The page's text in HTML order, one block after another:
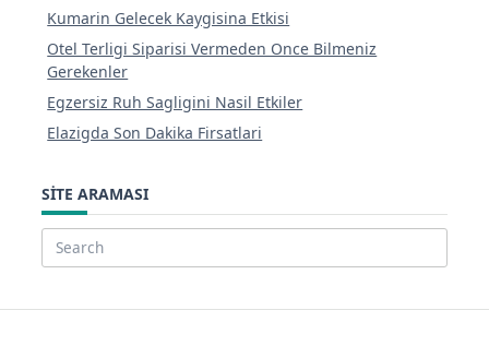
Kumarin Gelecek Kaygisina Etkisi
Otel Terligi Siparisi Vermeden Once Bilmeniz
Gerekenler
Egzersiz Ruh Sagligini Nasil Etkiler
Elazigda Son Dakika Firsatlari
SITE ARAMASI
Search